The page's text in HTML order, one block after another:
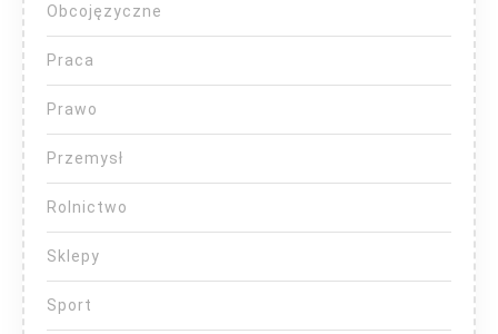
Obcojęzyczne
Praca
Prawo
Przemysł
Rolnictwo
Sklepy
Sport